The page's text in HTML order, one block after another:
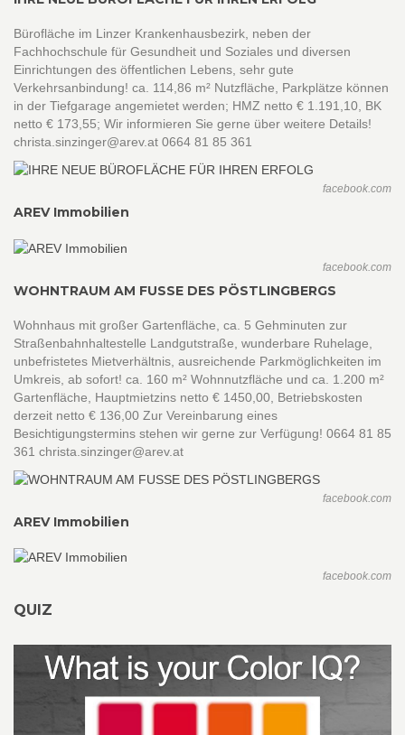
Bürofläche im Linzer Krankenhausbezirk, neben der
Fachhochschule für Gesundheit und Soziales und diversen
Einrichtungen des öffentlichen Lebens, sehr gute
Verkehrsanbindung! ca. 114,86 m² Nutzfläche, Parkplätze können
in der Tiefgarage angemietet werden; HMZ netto € 1.191,10, BK
netto € 173,55; Wir informieren Sie gerne über weitere Details!
christa.sinzinger@arev.at 0664 81 85 361
facebook.com
AREV Immobilien
facebook.com
WOHNTRAUM AM FUSSE DES PÖSTLINGBERGS
Wohnhaus mit großer Gartenfläche, ca. 5 Gehminuten zur
Straßenbahnhaltestelle Landgutstraße, wunderbare Ruhelage,
unbefristetes Mietverhältnis, ausreichende Parkmöglichkeiten im
Umkreis, ab sofort! ca. 160 m² Wohnnutzfläche und ca. 1.200 m²
Gartenfläche, Hauptmietzins netto € 1450,00, Betriebskosten
derzeit netto € 136,00 Zur Vereinbarung eines
Besichtigungstermins stehen wir gerne zur Verfügung! 0664 81 85
361 christa.sinzinger@arev.at
facebook.com
AREV Immobilien
facebook.com
QUIZ